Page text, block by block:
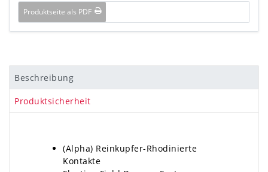
Produktseite als PDF
Beschreibung
Produktsicherheit
(Alpha) Reinkupfer-Rhodinierte
Kontakte